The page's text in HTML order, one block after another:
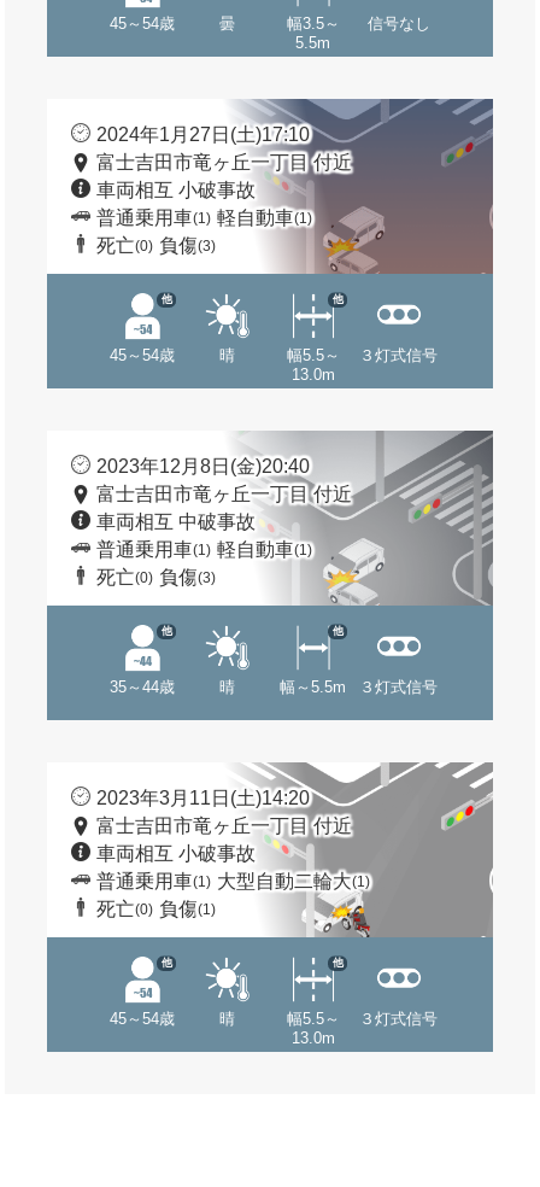
45～54歳 曇
幅3.5～
5.5m
信号なし
2024年1月27日(土)17:10
富士吉田市竜ヶ丘一丁目 付近
車両相互 小破事故
普通乗用車(1) 軽自動車(1)
死亡(0) 負傷(3)
45～54歳
他
晴
幅5.5～
13.0m
他
３灯式信号
2023年12月8日(金)20:40
富士吉田市竜ヶ丘一丁目 付近
車両相互 中破事故
普通乗用車(1) 軽自動車(1)
死亡(0) 負傷(3)
35～44歳
他
晴 幅～5.5m
他
３灯式信号
2023年3月11日(土)14:20
富士吉田市竜ヶ丘一丁目 付近
車両相互 小破事故
普通乗用車(1) 大型自動二輪大(1)
死亡(0) 負傷(1)
45～54歳
他
晴
幅5.5～
13.0m
他
３灯式信号